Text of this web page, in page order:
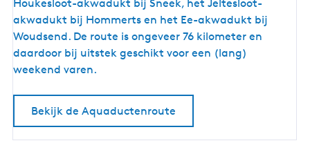
t
e
n
r
Houkesloot-akwadukt bij Sneek, het Jeltesloot-
akwadukt bij Hommerts en het Ee-akwadukt bij
Woudsend. De route is ongeveer 76 kilometer en
daardoor bij uitstek geschikt voor een (lang)
weekend varen.
Bekijk de Aquaductenroute